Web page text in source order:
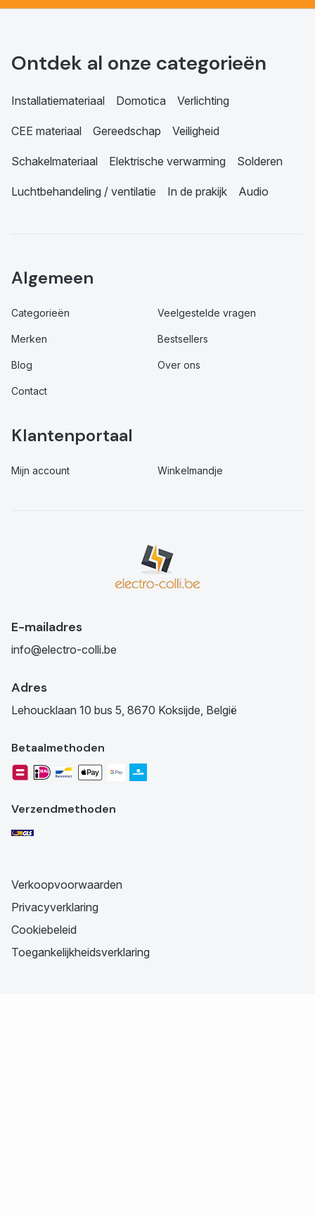
Ontdek al onze categorieën
Installatiemateriaal Domotica Verlichting
CEE materiaal Gereedschap Veiligheid
Schakelmateriaal Elektrische verwarming Solderen
Luchtbehandeling / ventilatie In de prakijk Audio
Algemeen
Categorieën Veelgestelde vragen
Merken Bestsellers
Blog Over ons
Contact
Klantenportaal
Mijn account Winkelmandje
E-mailadres
info@electro-colli.be
Adres
Lehoucklaan 10 bus 5, 8670 Koksijde, België
Betaalmethoden
Verzendmethoden
Verkoopvoorwaarden
Privacyverklaring
Cookiebeleid
Toegankelijkheidsverklaring